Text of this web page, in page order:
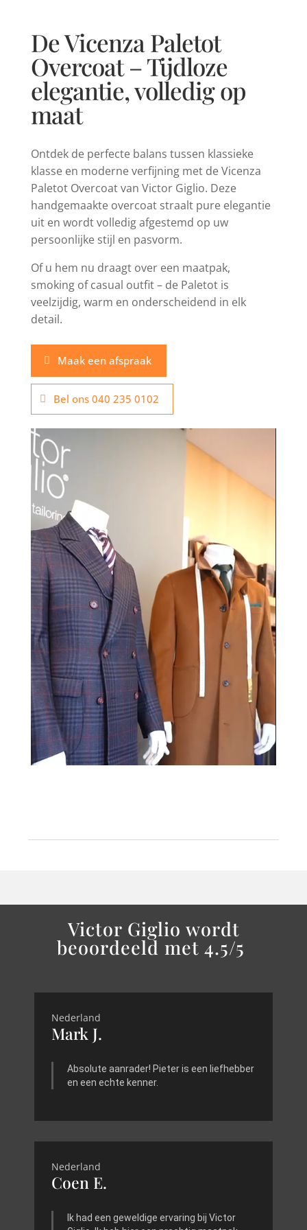
De Vicenza Paletot
Overcoat – Tijdloze
elegantie, volledig op
maat
Ontdek de perfecte balans tussen klassieke
klasse en moderne verfijning met de Vicenza
Paletot Overcoat van Victor Giglio. Deze
handgemaakte overcoat straalt pure elegantie
uit en wordt volledig afgestemd op uw
persoonlijke stijl en pasvorm.
Of u hem nu draagt over een maatpak,
smoking of casual outfit – de Paletot is
veelzijdig, warm en onderscheidend in elk
detail.
Maak een afspraak
Bel ons 040 235 0102
Videospeler
Victor Giglio wordt
beoordeeld met 4.5/5
Nederland
Mark J.
Absolute aanrader! Pieter is een liefhebber
en een echte kenner.
Nederland
Coen E.
Ik had een geweldige ervaring bij Victor